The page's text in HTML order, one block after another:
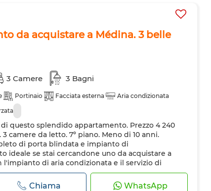
da acquistare a Médina. 3 belle
3 Camere 3 Bagni
Portinaio Facciata esterna
Aria condizionata
questo splendido appartamento. Prezzo 4 240
3 camere da letto. 7º piano. Meno di 10 anni.
di porta blindata e impianto di
ideale se stai cercandone uno da acquistare a
l'impianto di aria condizionata e il servizio di
terrazzo e dell'ascens...
Chiama WhatsApp